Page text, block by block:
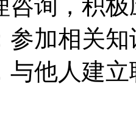
咨询，积
参加相关
与他人建